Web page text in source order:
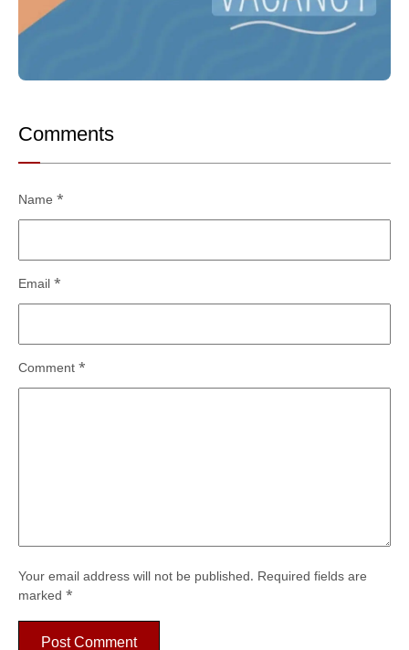
Comments
Your email address will not be published. Required fields are
marked *
Comment *
Name *
Email *